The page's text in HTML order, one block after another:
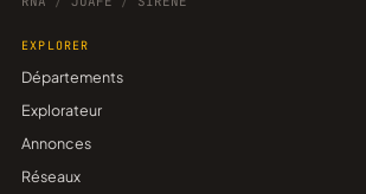
EXPLORER
Départements
Explorateur
Annonces
Réseaux